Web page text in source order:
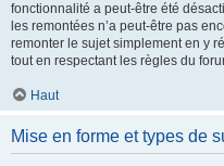
fonctionnalité a peut-être été
les remontées n’a peut-être pas
remonter le sujet simplement en y
tout en respectant les règles du
Haut
Mise en forme et types de